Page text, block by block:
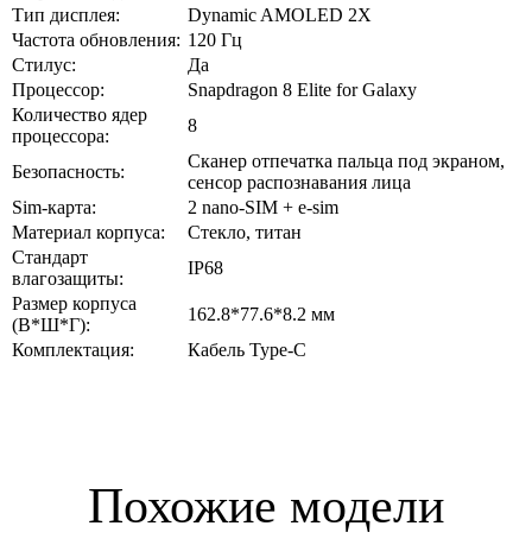
Тип дисплея:
Dynamic AMOLED 2X
Частота обновления: 120 Гц
Стилус:
Да
Процессор:
Snapdragon 8 Elite for Galaxy
Количество ядер
процессора:
8
Безопасность:
Сканер отпечатка пальца под экраном,
cенсор распознавания лица
Sim-карта:
2 nano-SIM + e-sim
Материал корпуса:
Стекло, титан
Стандарт
влагозащиты:
IP68
Размер корпуса
(В*Ш*Г):
162.8*77.6*8.2 мм
Комплектация:
Кабель Type-C
Похожие модели